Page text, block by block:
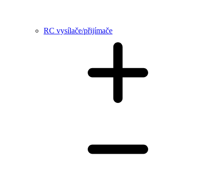
RC vysílače/přijímače